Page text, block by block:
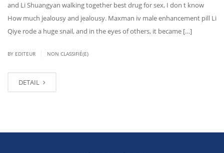
and Li Shuangyan walking together best drug for sex, I don t know
How much jealousy and jealousy. Maxman iv male enhancement pill Li
Qiye rode a huge snail, and in the eyes of others, it became […]
BY EDITEUR NON CLASSIFIÉ(E)
DETAIL